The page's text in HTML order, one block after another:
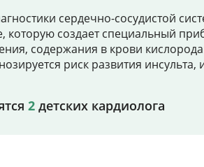
сердечно-сосудистой
создает специальный
содержания в крови
риск развития
2 детских кардиолога
Цены
Контакты